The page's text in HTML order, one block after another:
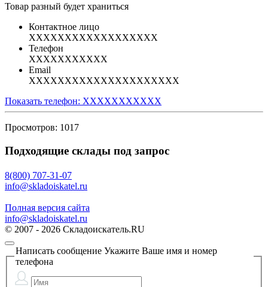
Товар разный будет храниться
Контактное лицо
XXXXXXXXXXXXXXXXXX
Телефон
XXXXXXXXXXX
Email
XXXXXXXXXXXXXXXXXXXXX
Показать телефон: XXXXXXXXXXX
Просмотров: 1017
Подходящие склады под запрос
8(800) 707-31-07
info@skladoiskatel.ru
Полная версия сайта
info@skladoiskatel.ru
© 2007 - 2026 Складоискатель.RU
Написать сообщение Укажите Ваше имя и номер
телефона